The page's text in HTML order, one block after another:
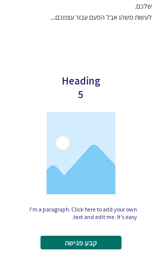
שלכם.
לעשות משהו אבל הפעם עבור עצמכם...
Heading
5
I'm a paragraph. Click here to add your own
text and edit me. It's easy.
קבע פגישה